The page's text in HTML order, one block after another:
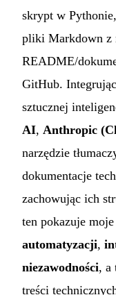
skrypt w
pliki Markdown z
README/
GitHub.
sztucznej
AI, Anthropic
narzędzie
dokumentacje
zachowując ich
ten pokazuje
automatyzacji,
niezawodności, a
treści